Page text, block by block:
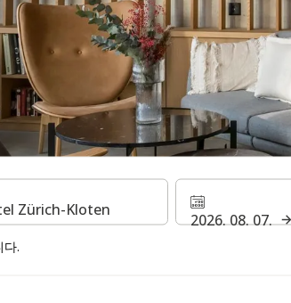
호텔 취
2026. 08. 07.
다.